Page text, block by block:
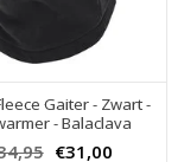
Gaiter - Zwart -
- Balaclava
€31,00